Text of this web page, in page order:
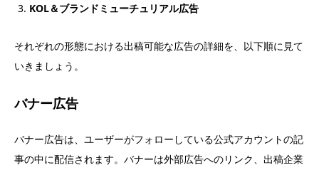
KOL＆ブランドミューチュリアル広告
それぞれの形態における出稿可能な広告の詳細を、以下順に見て
いきましょう。
バナー広告
バナー広告は、ユーザーがフォローしている公式アカウントの記
事の中に配信されます。バナーは外部広告へのリンク、出稿企業